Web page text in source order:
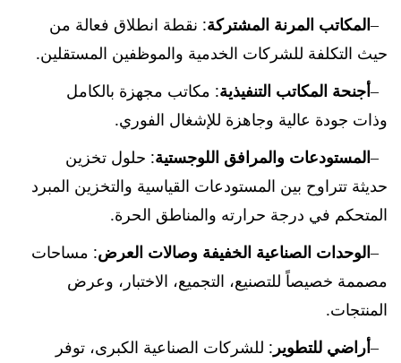
المكاتب المرنة المشتركة: نقطة انطلاق فعالة من
حيث التكلفة للشركات الخدمية والموظفين المستقلين.
أجنحة المكاتب التنفيذية: مكاتب مجهزة بالكامل
وذات جودة عالية وجاهزة للإشغال الفوري.
المستودعات والمرافق اللوجستية: حلول تخزين
حديثة تتراوح بين المستودعات القياسية والتخزين المبرد
المتحكم في درجة حرارته والمناطق الحرة.
الوحدات الصناعية الخفيفة وصالات العرض: مساحات
مصممة خصيصاً للتصنيع، التجميع، الاختبار، وعرض
المنتجات.
أراضي للتطوير : للشركات الصناعية الكبرى، توفر